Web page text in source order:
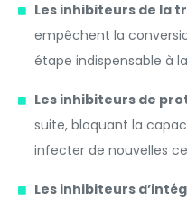
Les inhibiteurs de la
empêchent la
étape indispensable à
Les inhibiteurs de
suite, bloquant la
infecter de nouvelles
Les inhibiteurs